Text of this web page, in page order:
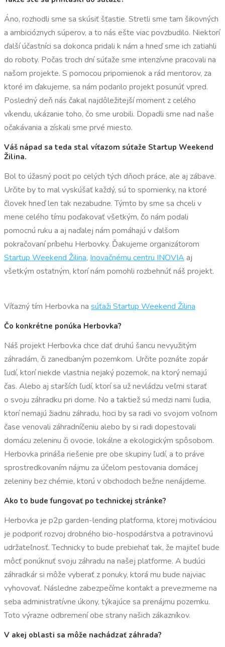
Áno, rozhodli sme sa skúsiť šťastie. Stretli sme tam šikovných
a ambicióznych súperov, a to nás ešte viac povzbudilo. Niektorí
ďalší účastníci sa dokonca pridali k nám a hneď sme ich zatiahli
do roboty. Počas troch dní súťaže sme intenzívne pracovali na
našom projekte. S pomocou pripomienok a rád mentorov, za
ktoré im ďakujeme, sa nám podarilo projekt posunúť vpred.
Posledný deň nás čakal najdôležitejší moment z celého
víkendu, ukázanie toho, čo sme urobili. Dopadli sme nad naše
očakávania a získali sme prvé miesto.
Váš nápad sa teda stal víťazom súťaže Startup Weekend
Žilina.
Bol to úžasný pocit po celých tých dňoch práce, ale aj zábave.
Určite by to mal vyskúšať každý, sú to spomienky, na ktoré
človek hneď len tak nezabudne. Týmto by sme sa chceli v
mene celého tímu poďakovať všetkým, čo nám podali
pomocnú ruku a aj naďalej nám pomáhajú v ďalšom
pokračovaní príbehu Herbovky. Ďakujeme organizátorom
Startup Weekend Žilina, Inovačnému centru INOVIA aj
všetkým ostatným, ktorí nám pomohli rozbehnúť náš projekt.
Víťazný tím Herbovka na súťaži Startup Weekend Žilina
Čo konkrétne ponúka Herbovka?
Náš projekt Herbovka chce dať druhú šancu nevyužitým
záhradám, či zanedbaným pozemkom. Určite poznáte zopár
ľudí, ktorí niekde vlastnia nejaký pozemok, na ktorý nemajú
čas. Alebo aj starších ľudí, ktorí sa už nevládzu veľmi starať
o svoju záhradku pri dome. No a taktiež sú medzi nami ľudia,
ktorí nemajú žiadnu záhradu, hoci by sa radi vo svojom voľnom
čase venovali záhradníčeniu alebo by si radi dopestovali
domácu zeleninu či ovocie, lokálne a ekologickým spôsobom.
Herbovka prináša riešenie pre obe skupiny ľudí, a to práve
sprostredkovaním nájmu za účelom pestovania domácej
zeleniny bez chémie, ktorú v obchodoch bežne nenájdeme.
Ako to bude fungovať po technickej stránke?
Herbovka je p2p garden-lending platforma, ktorej motiváciou
je podporiť rozvoj drobného bio-hospodárstva a potravinovú
udržateľnosť. Technicky to bude prebiehať tak, že majiteľ bude
môcť ponúknuť svoju záhradu na našej platforme. A budúci
záhradkár si môže vyberať z ponuky, ktorá mu bude najviac
vyhovovať. Následne zabezpečíme kontakt a prevezmeme na
seba administratívne úkony, týkajúce sa prenájmu pozemku.
Toto výrazne odbremení obe strany našich zákazníkov.
V akej oblasti sa môže nachádzať záhrada?